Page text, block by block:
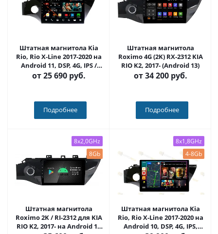
Штатная магнитола Kia
Rio, Rio X-Line 2017-2020 на
Android 11, DSP, 4G, IPS /
QLED 2K, Carplay - Cardrox
CD-4082
от25 690 руб.
Подробнее
Штатная магнитола
Roximo 4G (2K) RX-2312 KIA
RIO K2, 2017- (Android 13)
от34 200 руб.
Подробнее
8x2,0GHz
8Gb
Штатная магнитола
Roximo 2K / RI-2312 для KIA
RIO K2, 2017- на Android 12
8x1,8GHz
4-8Gb
Штатная магнитола Kia
Rio, Rio X-Line 2017-2020 на
Android 10, DSP, 4G, IPS,